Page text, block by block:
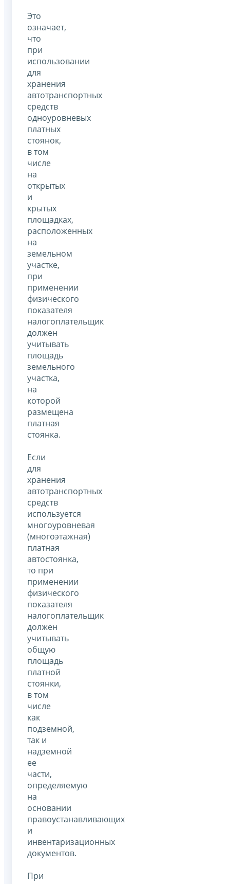
Это
означает,
что
при
использовании
для
хранения
автотранспортных
средств
одноуровневых
платных
стоянок,
в том
числе
на
открытых
и
крытых
площадках,
расположенных
на
земельном
участке,
при
применении
физического
показателя
налогоплательщик
должен
учитывать
площадь
земельного
участка,
на
которой
размещена
платная
стоянка.
Если
для
хранения
автотранспортных
средств
используется
многоуровневая
(многоэтажная)
платная
автостоянка,
то при
применении
физического
показателя
налогоплательщик
должен
учитывать
общую
площадь
платной
стоянки,
в том
числе
как
подземной,
так и
надземной
ее
части,
определяемую
на
основании
правоустанавливающих
и
инвентаризационных
документов.
При